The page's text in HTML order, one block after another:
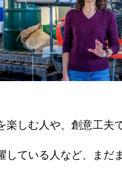
会員になる
楽しむ人や、創意工夫
している人など、まだ